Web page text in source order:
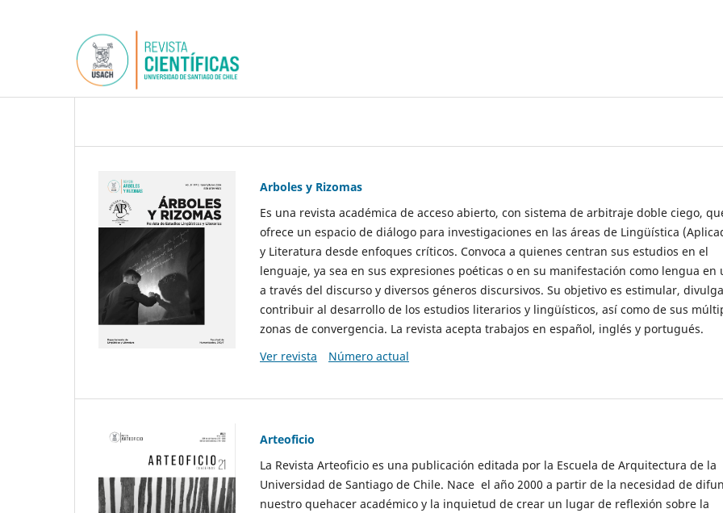
Arboles y Rizomas
Es una revista académica de acceso abierto, con sistema de arbitraje doble ciego,
ofrece un espacio de diálogo para investigaciones en las áreas de Lingüística
y Literatura desde enfoques críticos. Convoca a quienes centran sus estudios en el
lenguaje, ya sea en sus expresiones poéticas o en su manifestación como lengua en
a través del discurso y diversos géneros discursivos. Su objetivo es estimular,
contribuir al desarrollo de los estudios literarios y lingüísticos, así como de sus
zonas de convergencia. La revista acepta trabajos en español, inglés y portugués.
Ver revista
Número actual
Arteoficio
La Revista Arteoficio es una publicación editada por la Escuela de Arquitectura de la
Universidad de Santiago de Chile. Nace el año 2000 a partir de la necesidad de
nuestro quehacer académico y la inquietud de crear un lugar de reflexión sobre la